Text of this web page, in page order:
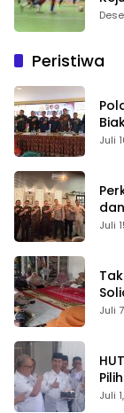
Peristiwa
Juli
Juli
Juli
Juli